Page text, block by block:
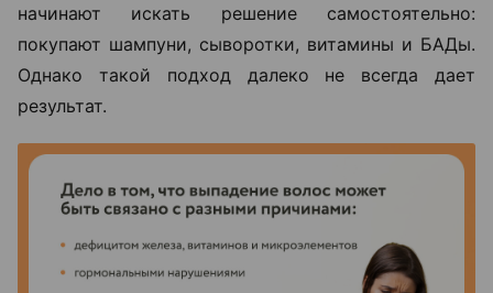
начинают искать решение самостоятельно:
покупают шампуни, сыворотки, витамины и БАДы.
Однако такой подход далеко не всегда дает
результат.